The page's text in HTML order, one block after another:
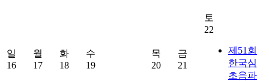
일
16
월
17
화
18
수
19
목
20
금
21
토
22
제51회
한국심
초음파